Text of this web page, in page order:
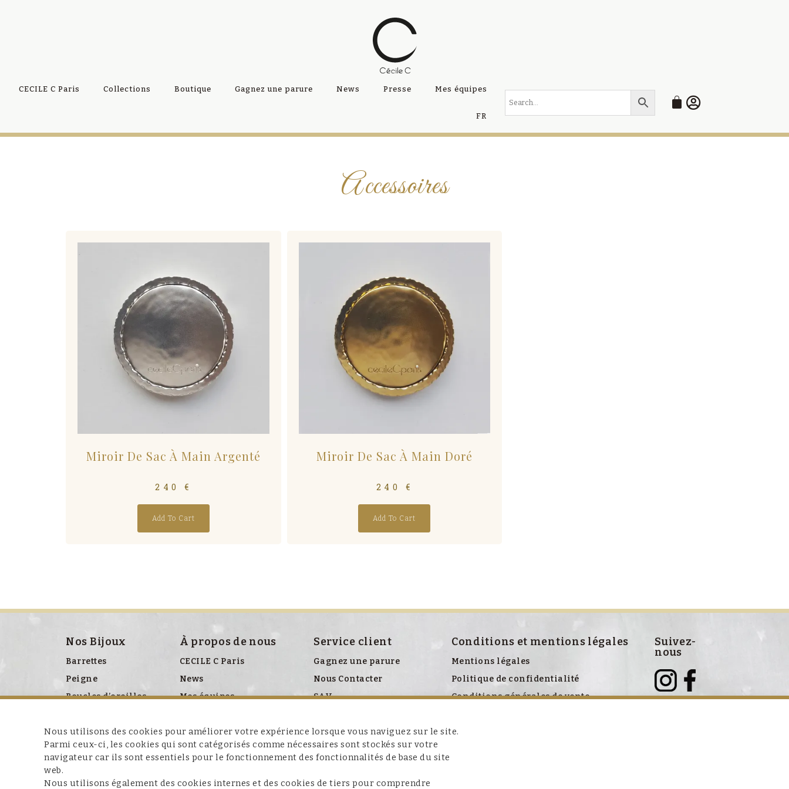
CECILE C Paris Collections Boutique Gagnez une parure News Presse Mes équipes
FR
Accessoires
Miroir De Sac À Main Argenté
240 €
Add To Cart
Miroir De Sac À Main Doré
240 €
Add To Cart
Nos Bijoux
Barrettes
Peigne
Boucles d’oreilles
Broches
Colliers
Ceinture
À propos de nous
CECILE C Paris
News
Mes équipes
Service client
Gagnez une parure
Nous Contacter
SAV
Conditions et mentions légales
Mentions légales
Politique de confidentialité
Conditions générales de vente
Suivez-
nous
Nous utilisons des cookies pour améliorer votre expérience lorsque vous naviguez sur le site.
Parmi ceux-ci, les cookies qui sont catégorisés comme nécessaires sont stockés sur votre
navigateur car ils sont essentiels pour le fonctionnement des fonctionnalités de base du site
web.
Nous utilisons également des cookies internes et des cookies de tiers pour comprendre